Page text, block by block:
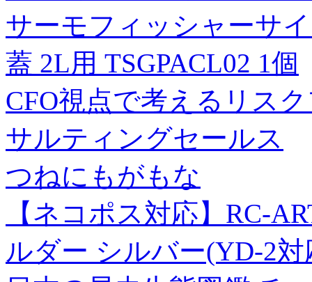
サーモフィッシャーサ
蓋 2L用 TSGPACL02 1個
CFO視点で考えるリス
サルティングセールス
つねにもがもな
【ネコポス対応】RC-
ルダー シルバー(YD-2対